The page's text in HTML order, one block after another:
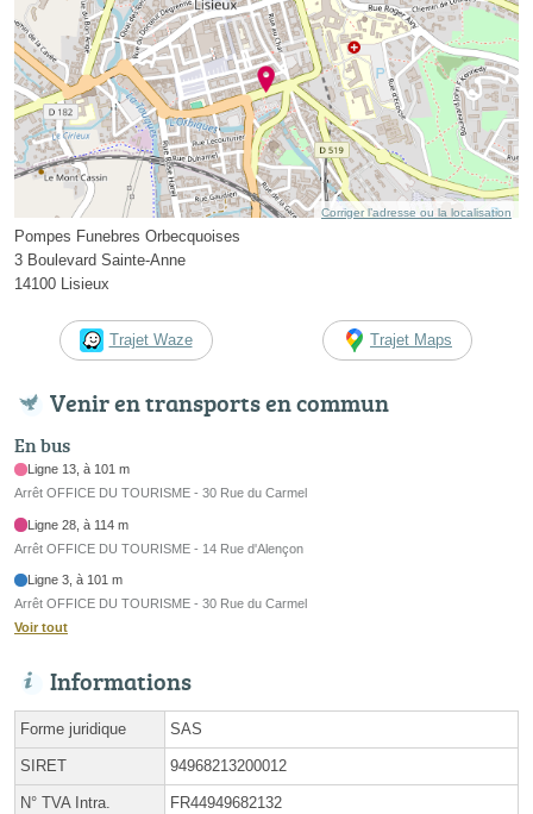
Corriger l’adresse ou la localisation
Pompes Funebres Orbecquoises
3 Boulevard Sainte-Anne
14100 Lisieux
Trajet Waze Trajet Maps
Venir en transports en commun
En bus
Ligne 13, à 101 m
Arrêt OFFICE DU TOURISME - 30 Rue du Carmel
Ligne 28, à 114 m
Arrêt OFFICE DU TOURISME - 14 Rue d'Alençon
Ligne 3, à 101 m
Arrêt OFFICE DU TOURISME - 30 Rue du Carmel
Voir tout
Informations
Forme juridique SAS
SIRET 94968213200012
N° TVA Intra. FR44949682132